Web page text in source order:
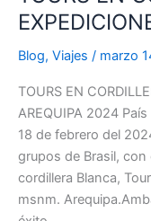
Blog, Viajes / marzo
TOURS EN
AREQUIPA 2024
18 de febrero del
grupos de Brasil,
cordillera Blanca,
msnm.